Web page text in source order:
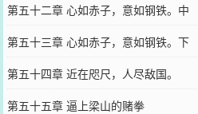
第五十二章 心如赤子，意如钢铁。中
第五十三章 心如赤子，意如钢铁。下
第五十四章 近在咫尺，人尽敌国。
第五十五章 逼上梁山的赌拳